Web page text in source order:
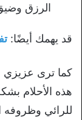
الرزق
قد يهمك أيضًا:
كما ترى عزيزي
هذه الأحلام
للرائي وظروفه